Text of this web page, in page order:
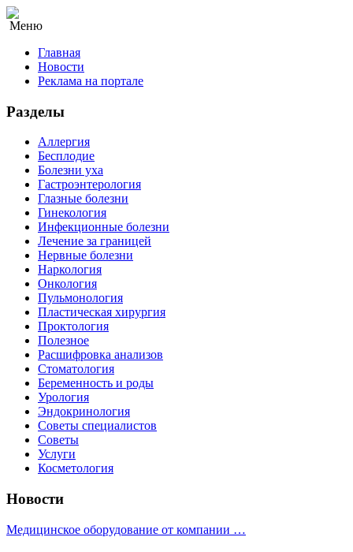
Меню
Главная
Новости
Реклама на портале
Разделы
Аллергия
Бесплодие
Болезни уха
Гастроэнтерология
Глазные болезни
Гинекология
Инфекционные болезни
Лечение за границей
Нервные болезни
Наркология
Онкология
Пульмонология
Пластическая хирургия
Проктология
Полезное
Расшифровка анализов
Стоматология
Беременность и роды
Урология
Эндокринология
Советы специалистов
Советы
Услуги
Косметология
Новости
Медицинское оборудование от компании …